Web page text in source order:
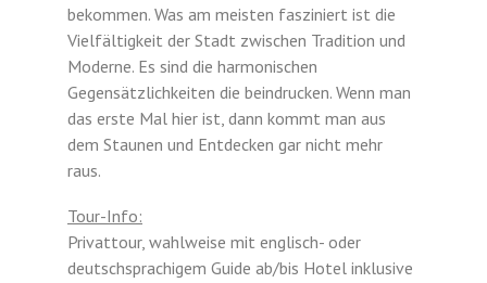
bekommen. Was am meisten fasziniert ist die
Vielfältigkeit der Stadt zwischen Tradition und
Moderne. Es sind die harmonischen
Gegensätzlichkeiten die beindrucken. Wenn man
das erste Mal hier ist, dann kommt man aus
dem Staunen und Entdecken gar nicht mehr
raus.
Tour-Info:
Privattour, wahlweise mit englisch- oder
deutschsprachigem Guide ab/bis Hotel inklusive